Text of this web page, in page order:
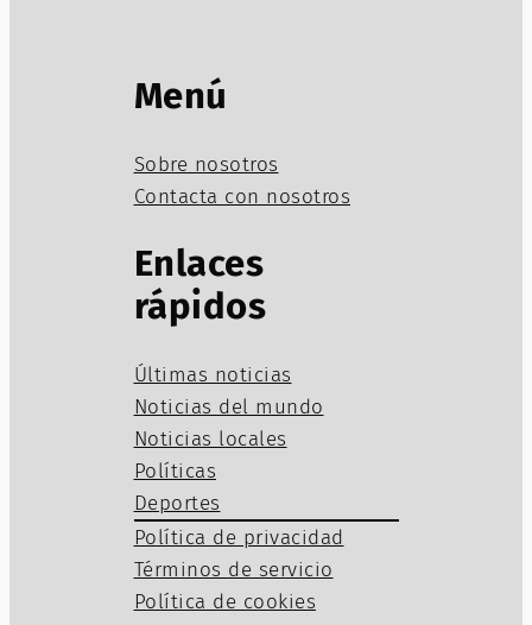
Menú
Sobre nosotros
Contacta con nosotros
Enlaces
rápidos
Últimas noticias
Noticias del mundo
Noticias locales
Políticas
Deportes
Política de privacidad
Términos de servicio
Política de cookies